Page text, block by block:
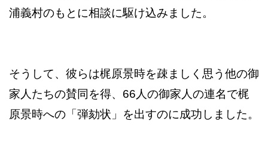
浦義村のもとに相談に駆け込みました。
そうして、彼らは梶原景時を疎ましく思う他の御
家人たちの賛同を得、66人の御家人の連名で梶
原景時への「弾劾状」を出すのに成功しました。